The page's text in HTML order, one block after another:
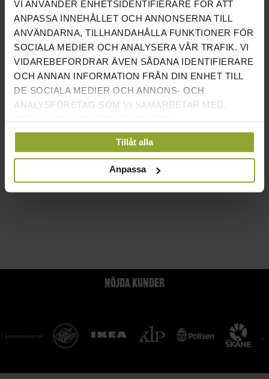
VI ANVÄNDER ENHETSIDENTIFIERARE FÖR ATT
ANPASSA INNEHÅLLET OCH ANNONSERNA TILL
ANVÄNDARNA, TILLHANDAHÅLLA FUNKTIONER FÖR
SOCIALA MEDIER OCH ANALYSERA VÅR TRAFIK. VI
VIDAREBEFORDRAR ÄVEN SÅDANA IDENTIFIERARE
OCH ANNAN INFORMATION FRÅN DIN ENHET TILL
DE SOCIALA MEDIER OCH ANNONS- OCH
ANALYSFÖRETAG SOM VI SAMARBETAR MED.
DESSA KAN I SIN TUR KOMBINERA
INFORMATIONEN MED ANNAN INFORMATION SOM
DU HAR TILLHANDAHÅLLIT ELLER SOM DE HAR
SAMLAT IN NÄR DU HAR ANVÄNT DERAS
Tillåt alla
Anpassa
HÖJD 28CM
GREPP 3,3CM DIAMETER
ROSTFRITT HANDTAG √
FÄRGKODADE √
Du hittar alla våra kettlebells här.
NÖJDA KUNDER